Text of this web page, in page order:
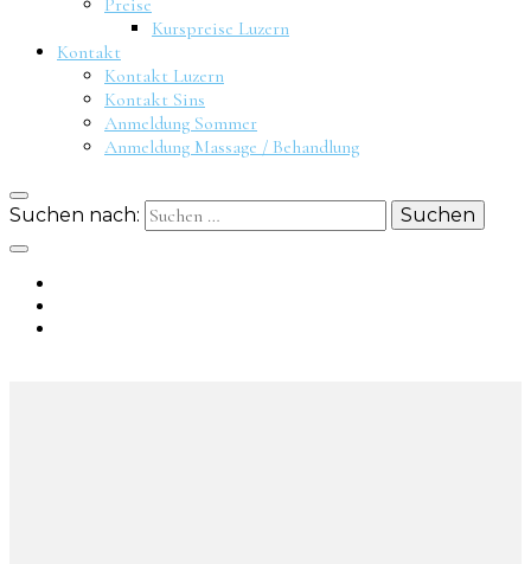
Kurspreise Luzern
Kontakt
Kontakt Luzern
Kontakt Sins
Anmeldung Sommer
Anmeldung Massage / Behandlung
Suchen nach: